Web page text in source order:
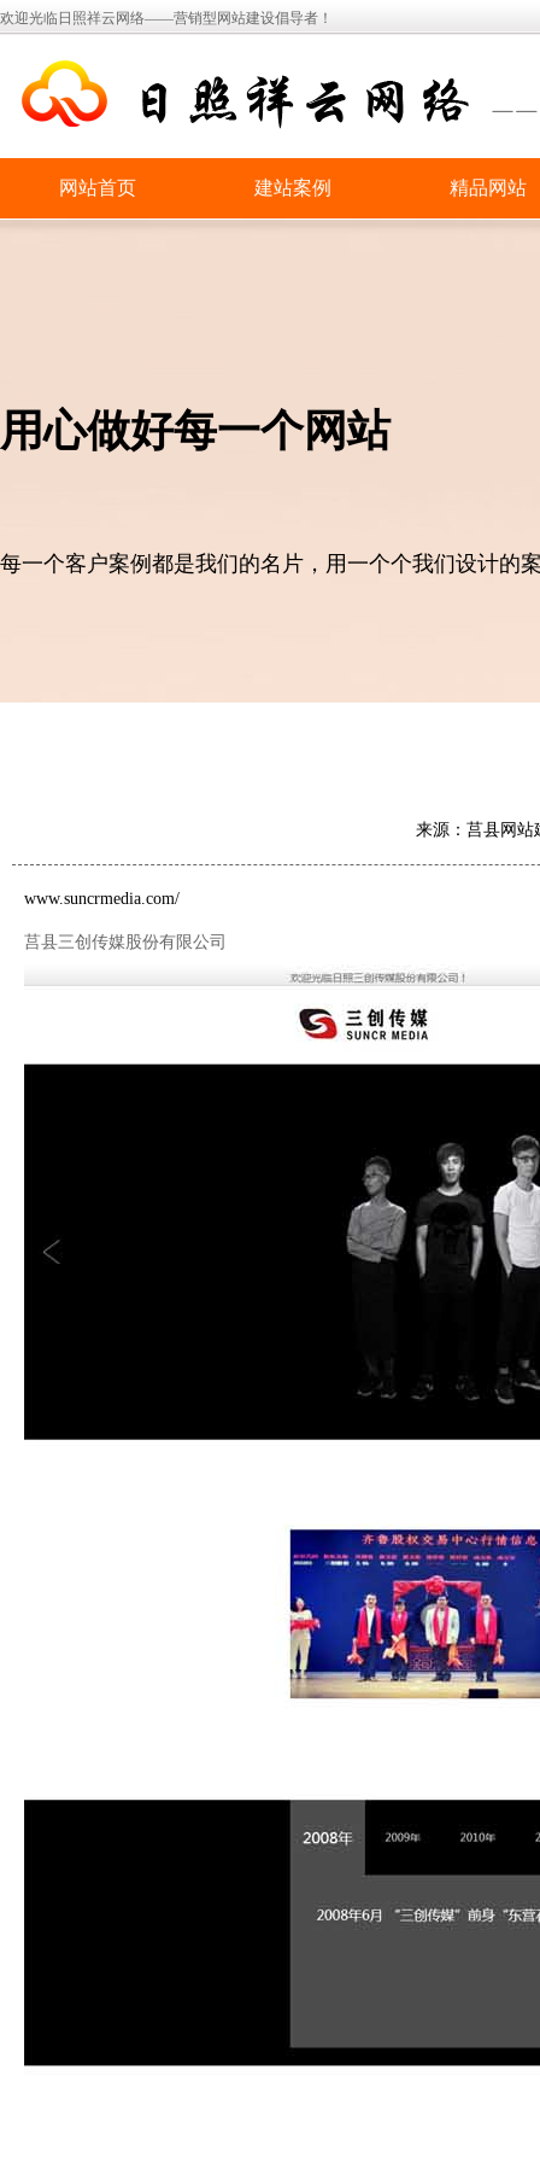
欢迎光临日照祥云网络——营销型网站建设倡导者！
网站首页 建站案例 精品网站
用心做好每一个网站
每一个客户案例都是我们的名片，用一个个我们设计的
来源：莒县网
www.suncrmedia.com/
莒县三创传媒股份有限公司